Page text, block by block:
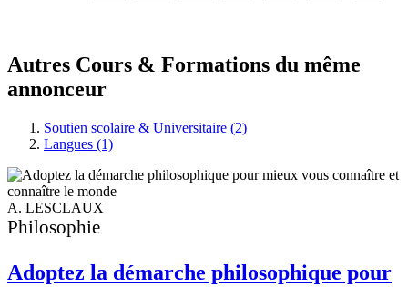
Autres Cours & Formations du même
annonceur
Soutien scolaire & Universitaire (2)
Langues (1)
A. LESCLAUX
Philosophie
Adoptez la démarche philosophique pour